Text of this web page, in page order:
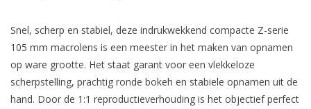
Snel, scherp en stabiel, deze indrukwekkend compacte Z-serie
105 mm macrolens is een meester in het maken van opnamen
op ware grootte. Het staat garant voor een vlekkeloze
scherpstelling, prachtig ronde bokeh en stabiele opnamen uit de
hand. Door de 1:1 reproductieverhouding is het objectief perfect